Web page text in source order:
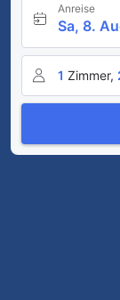
Anreise
Sa, 8.
1 Zimmer,